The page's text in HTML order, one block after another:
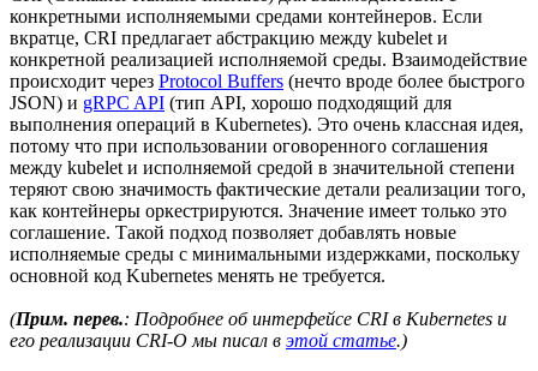
конкретными исполняемыми средами контейнеров. Если
вкратце, CRI предлагает абстракцию между kubelet и
конкретной реализацией исполняемой среды. Взаимодействие
происходит через Protocol Buffers (нечто вроде более быстрого
JSON) и gRPC API (тип API, хорошо подходящий для
выполнения операций в Kubernetes). Это очень классная идея,
потому что при использовании оговоренного соглашения
между kubelet и исполняемой средой в значительной степени
теряют свою значимость фактические детали реализации того,
как контейнеры оркестрируются. Значение имеет только это
соглашение. Такой подход позволяет добавлять новые
исполняемые среды с минимальными издержками, поскольку
основной код Kubernetes менять не требуется.
(Прим. перев.: Подробнее об интерфейсе CRI в Kubernetes и
его реализации CRI-O мы писал в этой статье.)